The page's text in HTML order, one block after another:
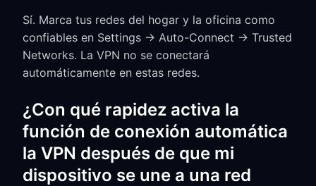
Sí. Marca tus redes del hogar y la oficina como
confiables en Settings → Auto-Connect → Trusted
Networks. La VPN no se conectará
automáticamente en estas redes.
¿Con qué rapidez activa la
función de conexión automática
la VPN después de que mi
dispositivo se une a una red